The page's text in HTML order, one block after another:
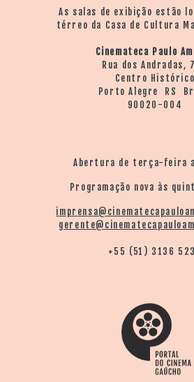
As salas de exibição estão
térreo da Casa de Cultura
Cinemateca Paulo
Rua dos Andradas,
Centro Histórico
Porto Alegre RS
90020-004
Abertura de terça-feira a
Programação nova às
+55 (51) 3136